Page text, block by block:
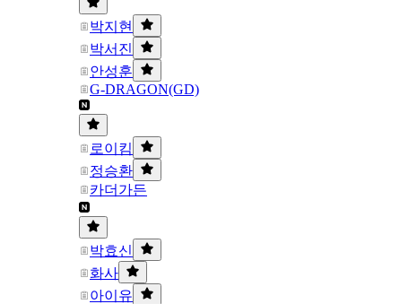
박지현
박서진
안성훈
G-DRAGON(GD)
로이킴
정승환
카더가든
박효신
화사
아이유